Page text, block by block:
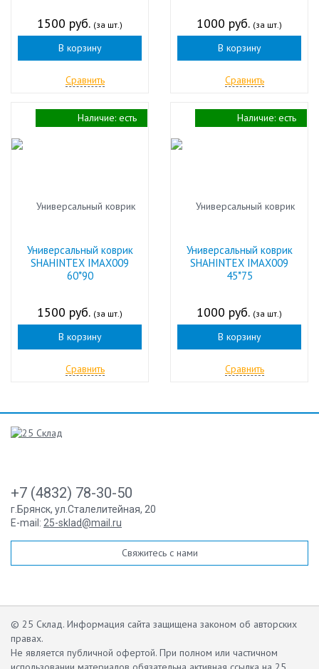
1500 руб. (за шт.)
В корзину
Сравнить
1000 руб. (за шт.)
В корзину
Сравнить
Универсальный коврик
SHAHINTEX IMAX009
60*90
1500 руб. (за шт.)
В корзину
Сравнить
Наличие: есть
Универсальный коврик
SHAHINTEX IMAX009
45*75
1000 руб. (за шт.)
В корзину
Сравнить
Наличие: есть
+7 (4832) 78-30-50
г.Брянск, ул.Сталелитейная, 20
E-mail: 25-sklad@mail.ru
Свяжитесь с нами
© 25 Склад. Информация сайта защищена законом об авторских
правах.
Не является публичной офертой. При полном или частичном